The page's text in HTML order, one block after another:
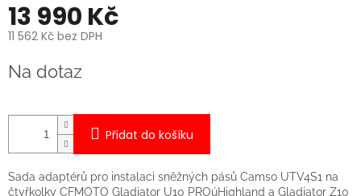
13 990 Kč
11 562 Kč bez DPH
cena:
Na dotaz
Přidat do košíku
Sada adaptérů pro instalaci sněžných pásů Camso UTV4S1 na
čtyřkolky CFMOTO Gladiator U10 PROúHighland a Gladiator Z10